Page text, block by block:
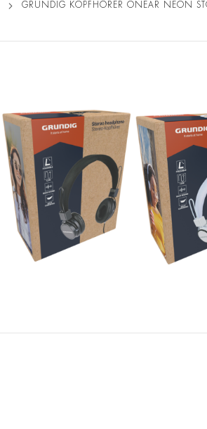
GRUNDIG KOPFHÖRER ONEAR NEON